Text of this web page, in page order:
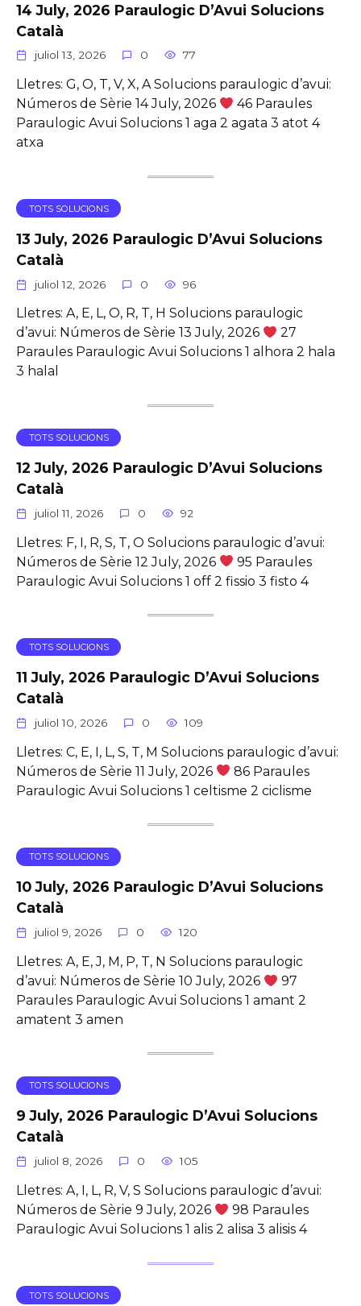
14 July, 2026 Paraulogic D’Avui Solucions
Català
juliol 13, 2026 0 77
Lletres: G, O, T, V, X, A Solucions paraulogic d’avui:
Números de Sèrie 14 July, 2026
46 Paraules
Paraulogic Avui Solucions 1 aga 2 agata 3 atot 4
atxa
TOTS SOLUCIONS
13 July, 2026 Paraulogic D’Avui Solucions
Català
juliol 12, 2026 0 96
Lletres: A, E, L, O, R, T, H Solucions paraulogic
d’avui: Números de Sèrie 13 July, 2026
27
Paraules Paraulogic Avui Solucions 1 alhora 2 hala
3 halal
TOTS SOLUCIONS
12 July, 2026 Paraulogic D’Avui Solucions
Català
juliol 11, 2026 0 92
Lletres: F, I, R, S, T, O Solucions paraulogic d’avui:
Números de Sèrie 12 July, 2026
95 Paraules
Paraulogic Avui Solucions 1 off 2 fissio 3 fisto 4
TOTS SOLUCIONS
11 July, 2026 Paraulogic D’Avui Solucions
Català
juliol 10, 2026 0 109
Lletres: C, E, I, L, S, T, M Solucions paraulogic d’avui:
Números de Sèrie 11 July, 2026
86 Paraules
Paraulogic Avui Solucions 1 celtisme 2 ciclisme
TOTS SOLUCIONS
10 July, 2026 Paraulogic D’Avui Solucions
Català
juliol 9, 2026 0 120
Lletres: A, E, J, M, P, T, N Solucions paraulogic
d’avui: Números de Sèrie 10 July, 2026
97
Paraules Paraulogic Avui Solucions 1 amant 2
amatent 3 amen
TOTS SOLUCIONS
9 July, 2026 Paraulogic D’Avui Solucions
Català
juliol 8, 2026 0 105
Lletres: A, I, L, R, V, S Solucions paraulogic d’avui:
Números de Sèrie 9 July, 2026
98 Paraules
Paraulogic Avui Solucions 1 alis 2 alisa 3 alisis 4
TOTS SOLUCIONS